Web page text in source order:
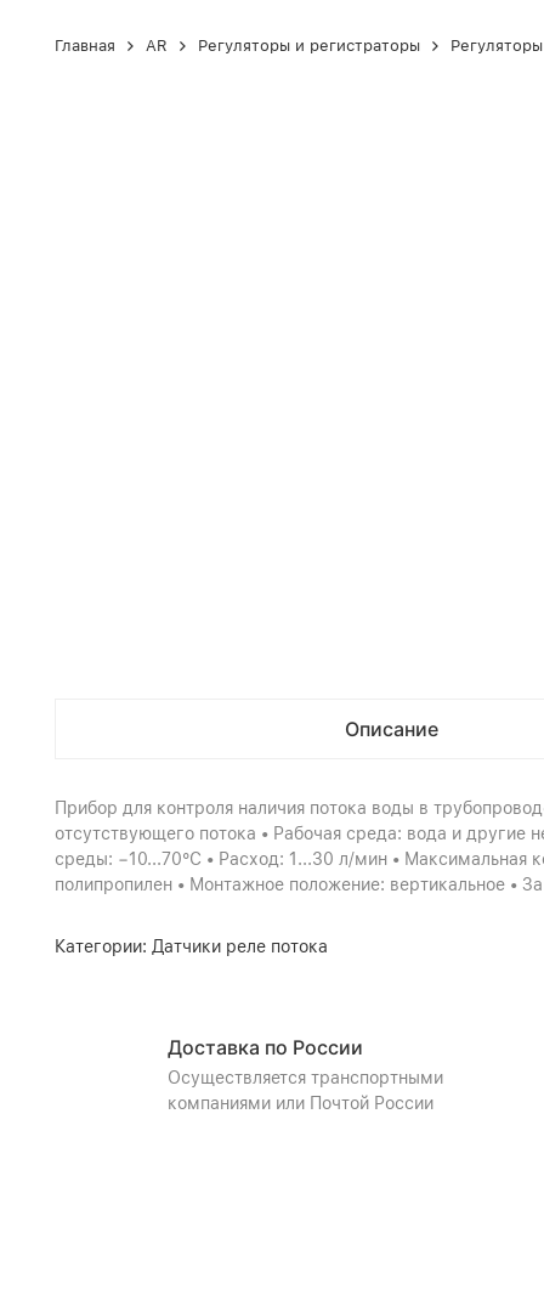
Главная AR Регуляторы и регистраторы
Описание
Прибор для контроля наличия потока воды в
отсутствующего потока • Рабочая среда: вода и
среды: −10...70°С • Расход: 1...30 л/мин •
полипропилен • Монтажное положение: вертикальное •
Категории: Датчики реле потока
Доставка по России
Осуществляется транспортными
компаниями или Почтой России